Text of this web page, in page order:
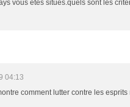
vous etes situes.quels sont les
04:13
comment lutter contre les